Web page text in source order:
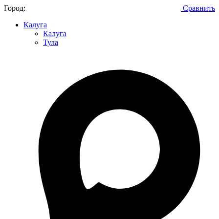
Город:
Калуга
Калуга
Тула
Сравнить